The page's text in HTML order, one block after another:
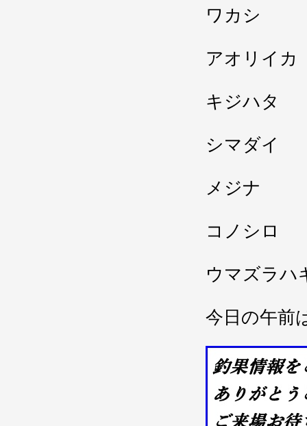
ワカシ
アオリイ
キジハ
シマダイ
メジナ ２
コノシ
ウマズラ
今日の午前